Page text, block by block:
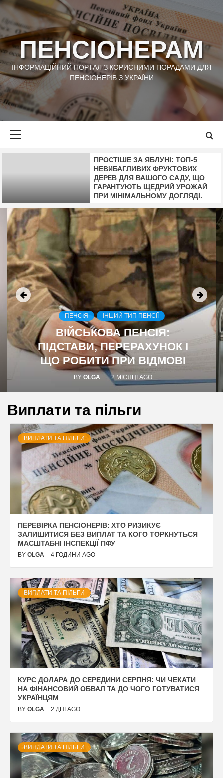
Skip
to
content
ПЕНСІОНЕРАМ
ІНФОРМАЦІЙНИЙ ПОРТАЛ З КОРИСНИМИ ПОРАДАМИ ДЛЯ
ПЕНСІОНЕРІВ З УКРАЇНИ
ПРОСТІШЕ ЗА ЯБЛУНІ: ТОП-5
НЕВИБАГЛИВИХ ФРУКТОВИХ
ДЕРЕВ ДЛЯ ВАШОГО САДУ, ЩО
ГАРАНТУЮТЬ ЩЕДРИЙ УРОЖАЙ
ПРИ МІНІМАЛЬНОМУ ДОГЛЯДІ.
ПЕНСІЯ ІНШИЙ ТИП ПЕНСІЇ
ВІЙСЬКОВА ПЕНСІЯ:
ПІДСТАВИ, ПЕРЕРАХУНОК І
ЩО РОБИТИ ПРИ ВІДМОВІ
BY OLGA 2 МІСЯЦІ AGO
Виплати та пільги
ВИПЛАТИ ТА ПІЛЬГИ
ПЕРЕВІРКА ПЕНСІОНЕРІВ: ХТО РИЗИКУЄ
ЗАЛИШИТИСЯ БЕЗ ВИПЛАТ ТА КОГО ТОРКНУТЬСЯ
МАСШТАБНІ ІНСПЕКЦІЇ ПФУ
BY OLGA 4 ГОДИНИ AGO
ВИПЛАТИ ТА ПІЛЬГИ
КУРС ДОЛАРА ДО СЕРЕДИНИ СЕРПНЯ: ЧИ ЧЕКАТИ
НА ФІНАНСОВИЙ ОБВАЛ ТА ДО ЧОГО ГОТУВАТИСЯ
УКРАЇНЦЯМ
BY OLGA 2 ДНІ AGO
ВИПЛАТИ ТА ПІЛЬГИ